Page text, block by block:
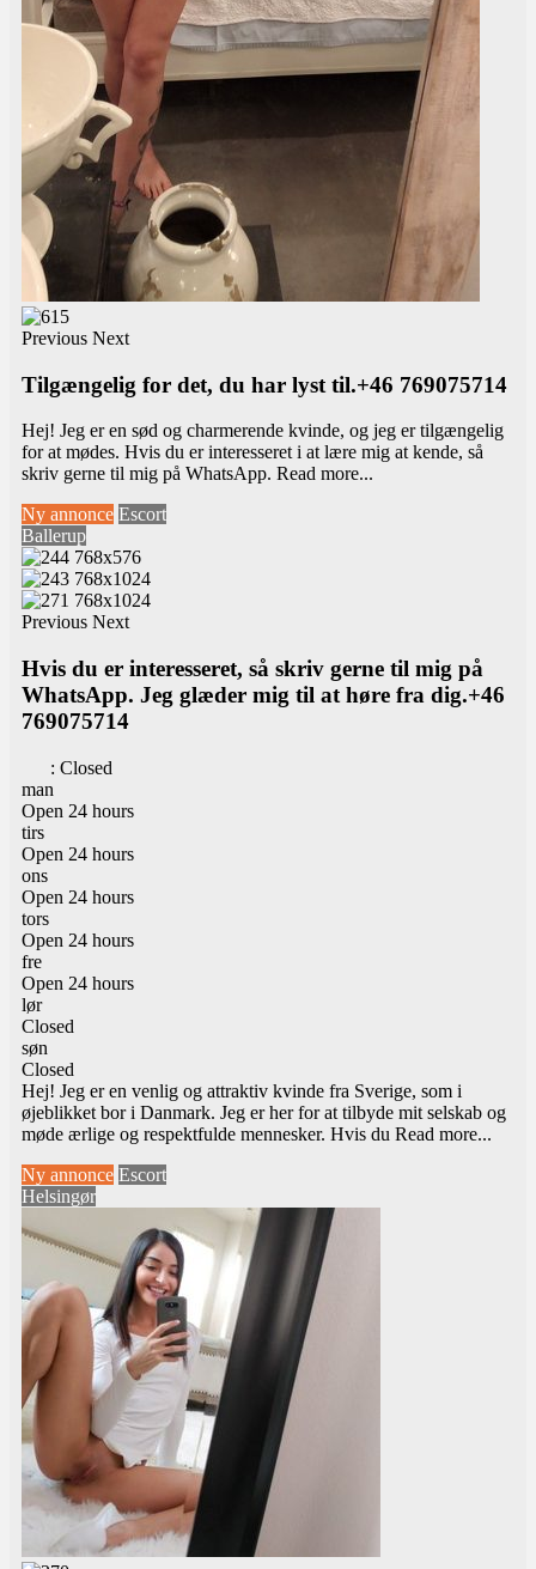
Previous Next
Tilgængelig for det, du har lyst til.+46 769075714
Hej! Jeg er en sød og charmerende kvinde, og jeg er tilgængelig
for at mødes. Hvis du er interesseret i at lære mig at kende, så
skriv gerne til mig på WhatsApp. Read more...
Ny annonce Escort
Ballerup
Previous Next
Hvis du er interesseret, så skriv gerne til mig på
WhatsApp. Jeg glæder mig til at høre fra dig.+46
769075714
: Closed
man
Open 24 hours
tirs
Open 24 hours
ons
Open 24 hours
tors
Open 24 hours
fre
Open 24 hours
lør
Closed
søn
Closed
Hej! Jeg er en venlig og attraktiv kvinde fra Sverige, som i
øjeblikket bor i Danmark. Jeg er her for at tilbyde mit selskab og
møde ærlige og respektfulde mennesker. Hvis du Read more...
Ny annonce Escort
Helsingør